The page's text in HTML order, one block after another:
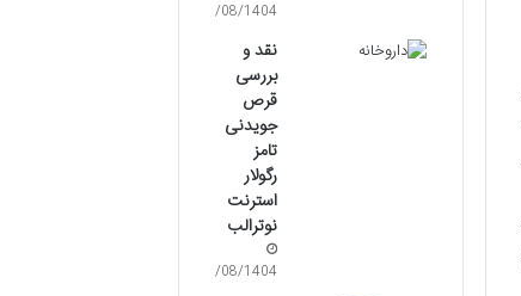
14/08/1404
نقد و
بررسی
قرص
جویدنی
تامز
رگولار
استرنت
نوترالب
14/08/1404